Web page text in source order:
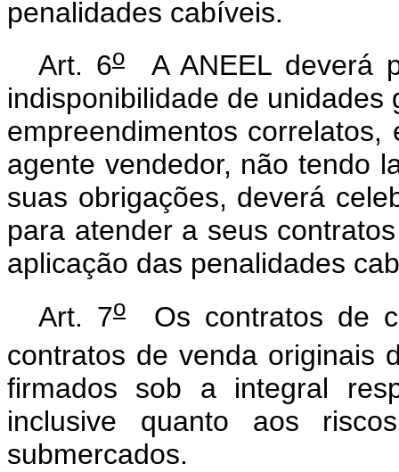
penalidades cabíveis.
Art. 6oA ANEEL deverá
indisponibilidade de
empreendimentos
agente vendedor, não tendo
suas obrigações, deverá
para atender a seus
aplicação das penalidades
Art. 7o Os contratos de
contratos de venda originais
firmados sob a integral
inclusive quanto aos
submercados.